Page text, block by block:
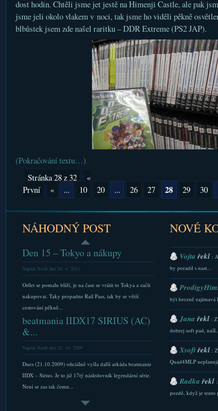
dost hodin. Chtěli jsme jet jestě na Himenji Castle, ale pak
jsme jeli okolo vlakem v noci, tak jsme ho viděli pěkně
blbůstek jsem zde našel raritku – DDR Extreme (PS2 JAP).
(Pokračování textu…)
Stránka 28 z 32
«
První
« ... 10 20 ... 26 27 28 29 30
NÁHODNÝ POST
Den 15 – Tokyo a nákupy
Napsal Xsoft dne 24. 4. 2011
Odlet se pomalu blíží, je na čase se vrátit to Tokya a začít
nakupovat. Taky propadne Rail Pass, tak by se větší
cestování pěkně...
beatmania IIDX17 SIRIUS (AC)
&...
Napsal Xsoft dne 21. 10. 2009
Dnes (21.10.2009) oficiálně vyšla další arkáda beatmanie
IIDX – Sirius. Je to již 17tý následovník legendární série.
Není se zas tak čemu...
DDR S na Androida
NOVÉ
Vojtařekl :
by poradil s nast...
být hrozně zajímavá
Janařekl :
dobrej soft pad,
Xsoftřekl :
Quad4MLP
Radkařekl
pozdě, když je tento